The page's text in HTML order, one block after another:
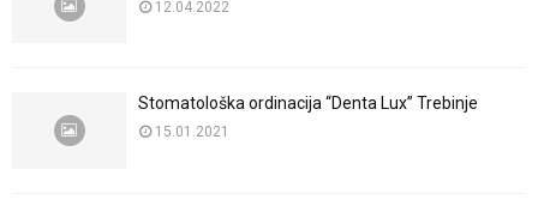
12.04.2022
Stomatološka ordinacija “Denta Lux” Trebinje
15.01.2021